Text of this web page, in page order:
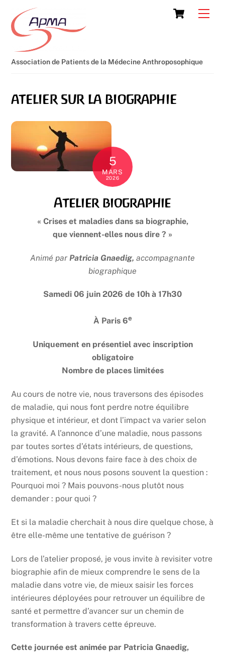
content
Cart
Association de Patients de la Médecine Anthroposophique
atelier sur la biographie
5
MARS
2026
Atelier biographie
« Crises et maladies dans sa biographie,
que viennent-elles nous dire ? »
Animé par Patricia Gnaedig, accompagnante
biographique
Samedi 06 juin 2026 de 10h à 17h30
À Paris 6e
Uniquement en présentiel avec inscription
obligatoire
Nombre de places limitées
Au cours de notre vie, nous traversons des épisodes
de maladie, qui nous font perdre notre équilibre
physique et intérieur, et dont l’impact va varier selon
la gravité. A l’annonce d’une maladie, nous passons
par toutes sortes d’états intérieurs, de questions,
d’émotions. Nous devons faire face à des choix de
traitement, et nous nous posons souvent la question :
Pourquoi moi ? Mais pouvons-nous plutôt nous
demander : pour quoi ?
Et si la maladie cherchait à nous dire quelque chose, à
être elle-même une tentative de guérison ?
Lors de l’atelier proposé, je vous invite à revisiter votre
biographie afin de mieux comprendre le sens de la
maladie dans votre vie, de mieux saisir les forces
intérieures déployées pour retrouver un équilibre de
santé et permettre d’avancer sur un chemin de
transformation à travers cette épreuve.
Cette journée est animée par Patricia Gnaedig,